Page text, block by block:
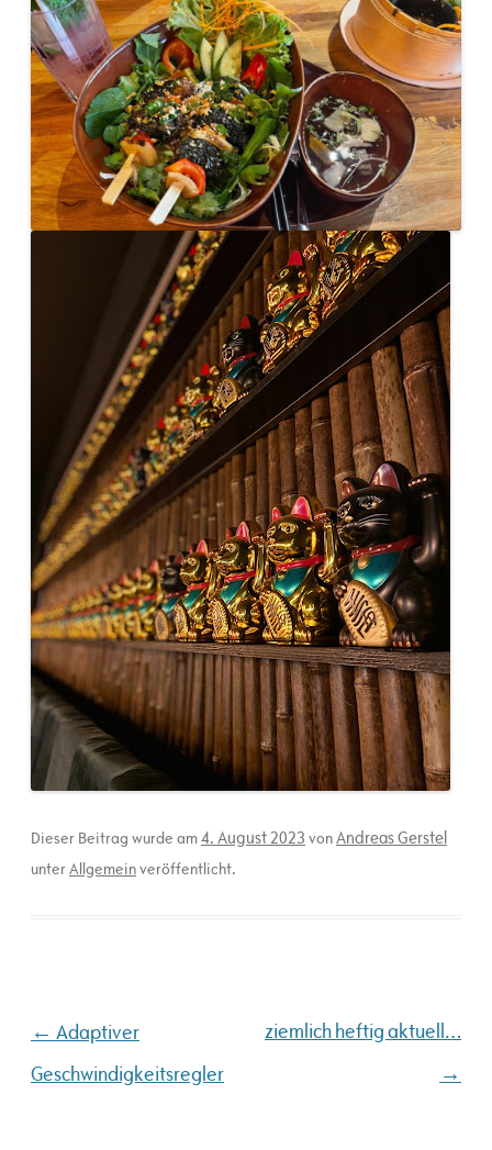
Dieser Beitrag wurde am4. August 2023 vonAndreas Gerstel
unterAllgemeinveröffentlicht.
Beitragsnavigation
← Adaptiver
Geschwindigkeitsregler
ziemlich heftig aktuell…
→